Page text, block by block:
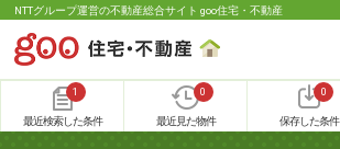
NTTグループ運営の不動産総合サイト goo住宅・不動産
1
最近検索した条件
0
最近見た物件
0
保存した条件